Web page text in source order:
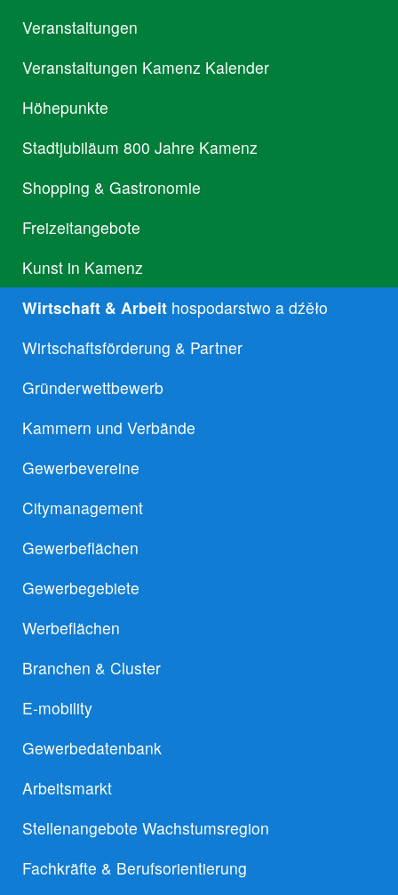
Veranstaltungen
Veranstaltungen Kamenz Kalender
Höhepunkte
Stadtjubiläum 800 Jahre Kamenz
Shopping & Gastronomie
Freizeitangebote
Kunst in Kamenz
Wirtschaft & Arbeit hospodarstwo a dźěło
Wirtschaftsförderung & Partner
Gründerwettbewerb
Kammern und Verbände
Gewerbevereine
Citymanagement
Gewerbeflächen
Gewerbegebiete
Werbeflächen
Branchen & Cluster
E-mobility
Gewerbedatenbank
Arbeitsmarkt
Stellenangebote Wachstumsregion
Fachkräfte & Berufsorientierung